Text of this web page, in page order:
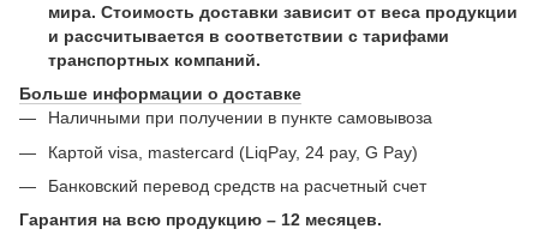
мира. Стоимость доставки зависит от веса продукции
и рассчитывается в соответствии с тарифами
транспортных компаний.
Больше информации о доставке
Наличными при получении в пункте самовывоза
Картой visa, mastercard (LiqPay, 24 pay, G Pay)
Банковский перевод средств на расчетный счет
Гарантия на всю продукцию – 12 месяцев.